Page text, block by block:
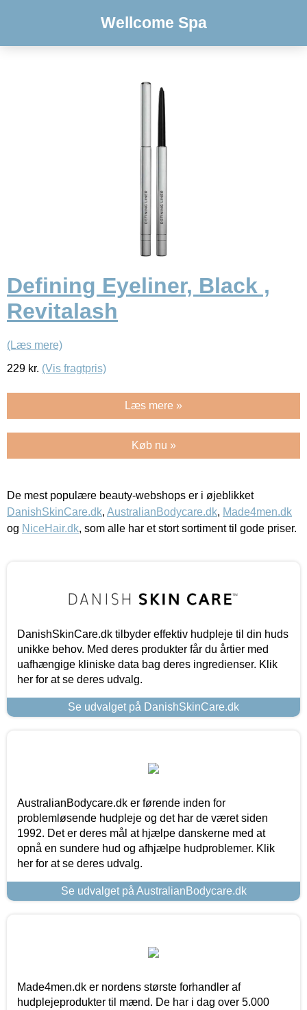
Wellcome Spa
Defining Eyeliner, Black ,
Revitalash
(Læs mere)
229 kr. (Vis fragtpris)
Læs mere »
Køb nu »
De mest populære beauty-webshops er i øjeblikket
DanishSkinCare.dk, AustralianBodycare.dk, Made4men.dk
og NiceHair.dk, som alle har et stort sortiment til gode priser.
DanishSkinCare.dk tilbyder effektiv hudpleje til din huds
unikke behov. Med deres produkter får du årtier med
uafhængige kliniske data bag deres ingredienser. Klik
her for at se deres udvalg.
Se udvalget på DanishSkinCare.dk
AustralianBodycare.dk er førende inden for
problemløsende hudpleje og det har de været siden
1992. Det er deres mål at hjælpe danskerne med at
opnå en sundere hud og afhjælpe hudproblemer. Klik
her for at se deres udvalg.
Se udvalget på AustralianBodycare.dk
Made4men.dk er nordens største forhandler af
hudplejeprodukter til mænd. De har i dag over 5.000